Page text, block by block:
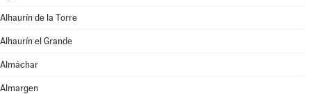
Alhaurín de la Torre
Alhaurín el Grande
Almáchar
Almargen